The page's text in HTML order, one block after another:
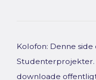
Kolofon: Denne side
downloade